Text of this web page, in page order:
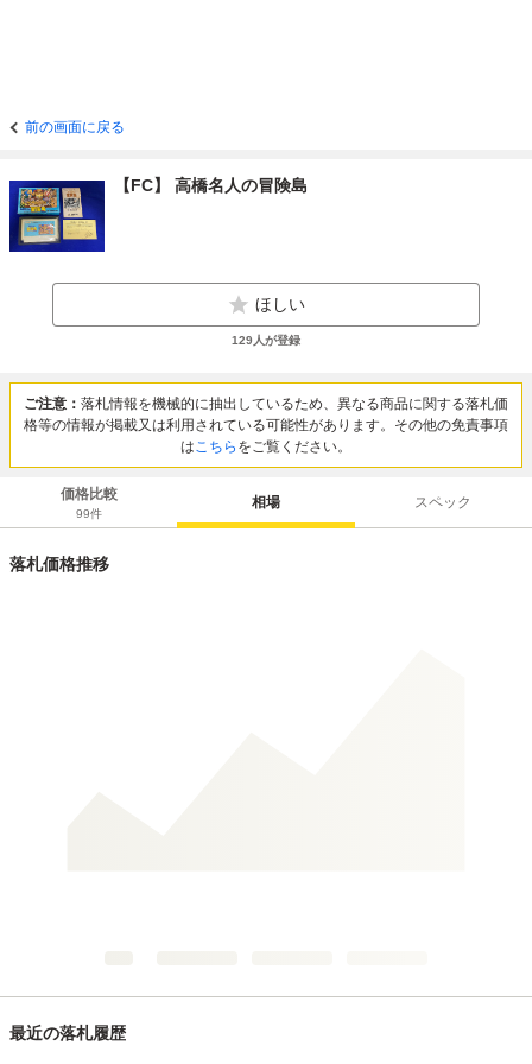
前の画面に戻る
【FC】 高橋名人の冒険島
ほしい
129人が登録
ご注意： 落札情報を機械的に抽出しているため、異なる商品に関する落札価
格等の情報が掲載又は利用されている可能性があります。その他の免責事項
はこちら をご覧ください。
価格比較
99件
相場 スペック
落札価格推移
最近の落札履歴